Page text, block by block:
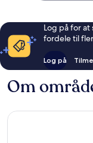
Log på for
fordele til
Log på
Om